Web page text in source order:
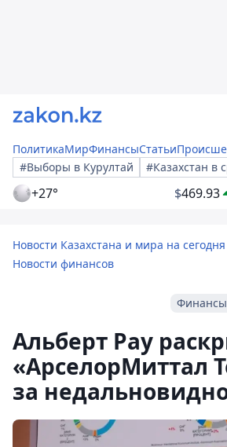
ПолитикаМирФинансыСтатьи
#Выборы в Курултай
#Казахстан в
+27° $469.93
Новости Казахстана и мира на сегодня
Новости финансов
Финансы
Альберт Рау
«АрселорМиттал
за